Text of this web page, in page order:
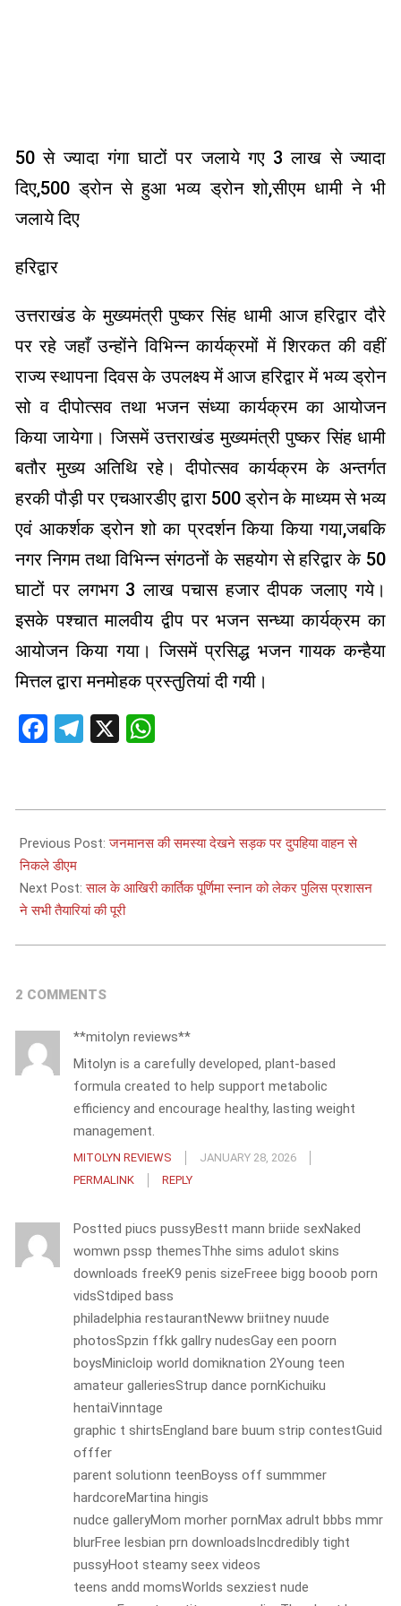
50 से ज्यादा गंगा घाटों पर जलाये गए 3 लाख से ज्यादा
दिए,500 ड्रोन से हुआ भव्य ड्रोन शो,सीएम धामी ने भी
जलाये दिए
हरिद्वार
उत्तराखंड के मुख्यमंत्री पुष्कर सिंह धामी आज हरिद्वार दौरे
पर रहे जहाँ उन्होंने विभिन्न कार्यक्रमों में शिरकत की वहीं
राज्य स्थापना दिवस के उपलक्ष्य में आज हरिद्वार में भव्य ड्रोन
सो व दीपोत्सव तथा भजन संध्या कार्यक्रम का आयोजन
किया जायेगा। जिसमें उत्तराखंड मुख्यमंत्री पुष्कर सिंह धामी
बतौर मुख्य अतिथि रहे। दीपोत्सव कार्यक्रम के अन्तर्गत
हरकी पौड़ी पर एचआरडीए द्वारा 500 ड्रोन के माध्यम से भव्य
एवं आकर्शक ड्रोन शो का प्रदर्शन किया किया गया,जबकि
नगर निगम तथा विभिन्न संगठनों के सहयोग से हरिद्वार के 50
घाटों पर लगभग 3 लाख पचास हजार दीपक जलाए गये।
इसके पश्चात मालवीय द्वीप पर भजन सन्ध्या कार्यक्रम का
आयोजन किया गया। जिसमें प्रसिद्ध भजन गायक कन्हैया
मित्तल द्वारा मनमोहक प्रस्तुतियां दी गयी।
Facebook
Telegram
X
11-
11
Previous Post:जनमानस की समस्या देखने सड़क पर दुपहिया वाहन से
निकले डीएम
Next Post:साल के आखिरी कार्तिक पूर्णिमा स्नान को लेकर पुलिस प्रशासन
ने सभी तैयारियां की पूरी
2 COMMENTS
**mitolyn reviews**
Mitolyn is a carefully developed, plant-based
formula created to help support metabolic
efficiency and encourage healthy, lasting weight
management.
MITOLYN REVIEWS
JANUARY 28, 2026
PERMALINK
REPLY
Postted piucs pussyBestt mann briide sexNaked
womwn pssp themesThhe sims adulot skins
downloads freeK9 penis sizeFreee bigg booob porn
vidsStdiped bass
philadelphia restaurantNeww briitney nuude
photosSpzin ffkk gallry nudesGay een poorn
boysMinicloip world domiknation 2Young teen
amateur galleriesStrup dance pornKichuiku
hentaiVinntage
graphic t shirtsEngland bare buum strip contestGuid
offfer
parent solutionn teenBoyss off summmer
hardcoreMartina hingis
nudce galleryMom morher pornMax adrult bbbs mmr
blurFree lesbian prn downloadsIncdredibly tight
pussyHoot steamy seex videos
teens andd momsWorlds sexziest nude